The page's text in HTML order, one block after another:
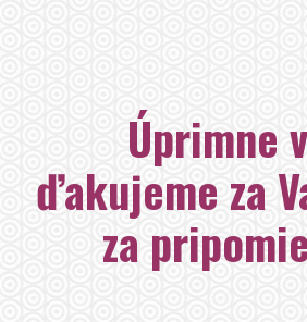
Úprimne
ďakujeme za
za